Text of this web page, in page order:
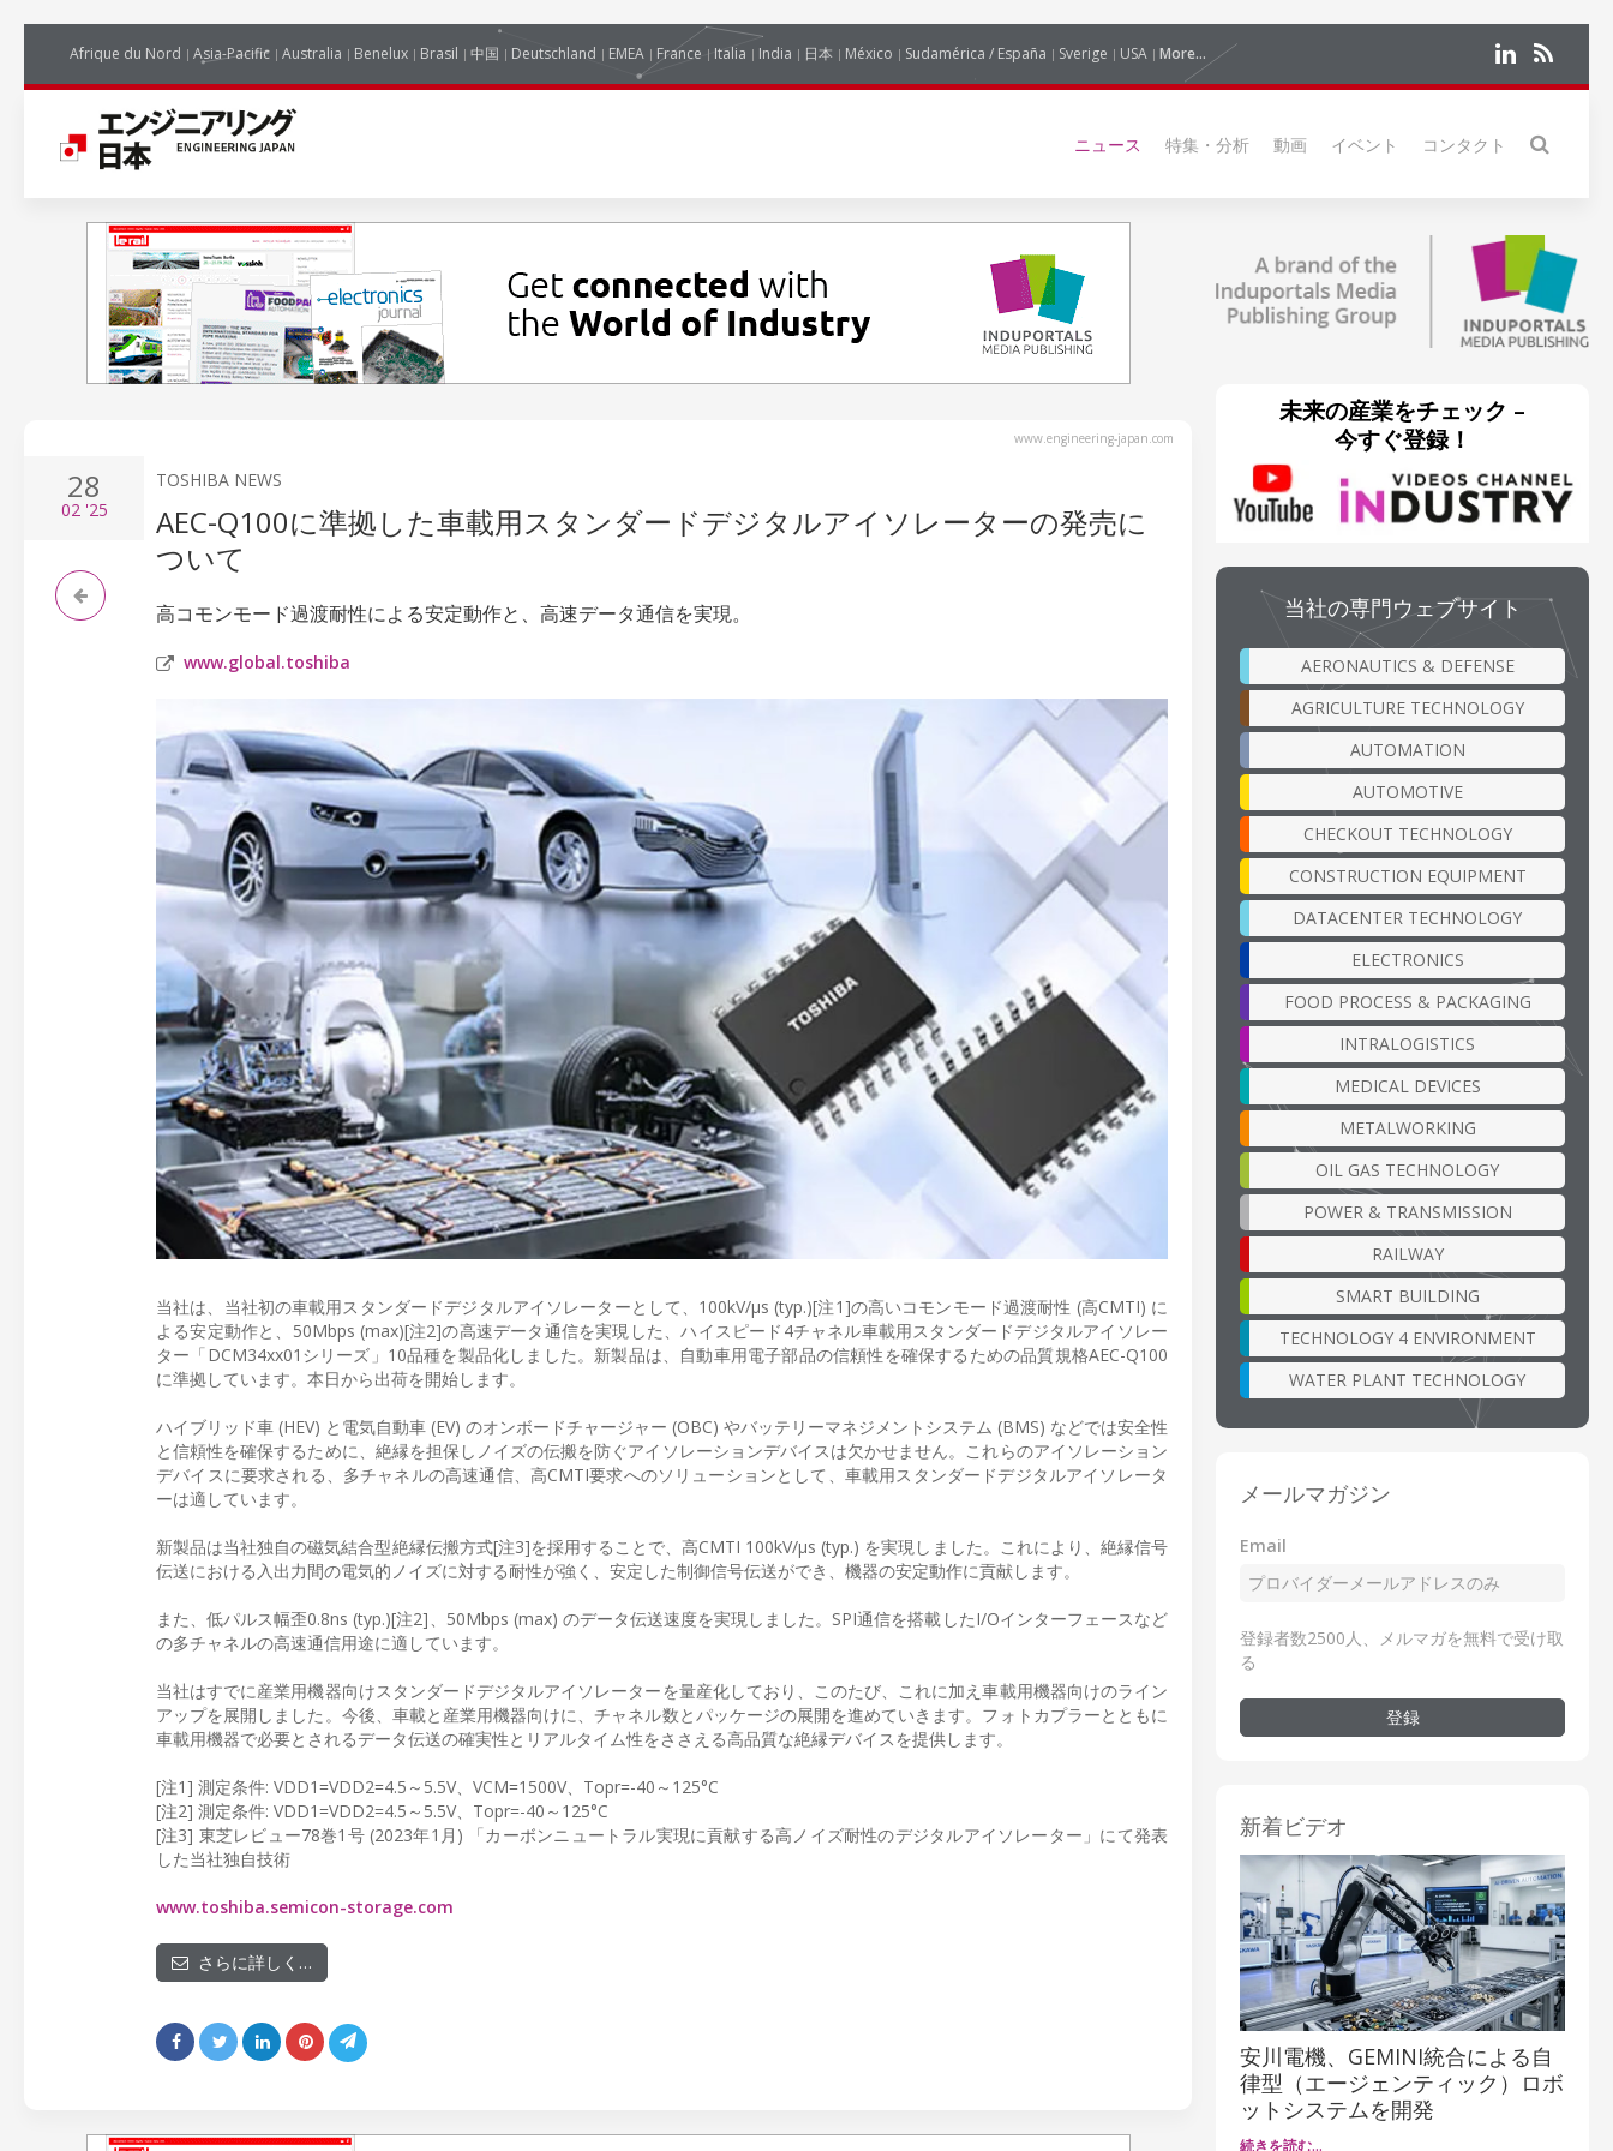
Afrique du Nord Asia-Pacific Australia Benelux Brasil 中国 Deutschland EMEA France Italia India 日本 México Sudamérica / España Sverige USA More...
ニュース 特集・分析 動画 イベント コンタクト
www.engineering-japan.com
28
02'25
TOSHIBA NEWS
AEC-Q100に準拠した車載用スタンダードデジタルアイソレーターの発売に
ついて
高コモンモード過渡耐性による安定動作と、高速データ通信を実現。
www.global.toshiba
当社は、当社初の車載用スタンダードデジタルアイソレーターとして、100kV/μs (typ.)[注1]の高いコモンモード過渡耐性 (高CMTI) に
よる安定動作と、50Mbps (max)[注2]の高速データ通信を実現した、ハイスピード4チャネル車載用スタンダードデジタルアイソレー
ター「DCM34xx01シリーズ」10品種を製品化しました。新製品は、自動車用電子部品の信頼性を確保するための品質規格AEC-Q100
に準拠しています。本日から出荷を開始します。
ハイブリッド車 (HEV) と電気自動車 (EV) のオンボードチャージャー (OBC) やバッテリーマネジメントシステム (BMS) などでは安全性
と信頼性を確保するために、絶縁を担保しノイズの伝搬を防ぐアイソレーションデバイスは欠かせません。これらのアイソレーション
デバイスに要求される、多チャネルの高速通信、高CMTI要求へのソリューションとして、車載用スタンダードデジタルアイソレータ
ーは適しています。
新製品は当社独自の磁気結合型絶縁伝搬方式[注3]を採用することで、高CMTI 100kV/μs (typ.) を実現しました。これにより、絶縁信号
伝送における入出力間の電気的ノイズに対する耐性が強く、安定した制御信号伝送ができ、機器の安定動作に貢献します。
また、低パルス幅歪0.8ns (typ.)[注2]、50Mbps (max) のデータ伝送速度を実現しました。SPI通信を搭載したI/Oインターフェースなど
の多チャネルの高速通信用途に適しています。
当社はすでに産業用機器向けスタンダードデジタルアイソレーターを量産化しており、このたび、これに加え車載用機器向けのライン
アップを展開しました。今後、車載と産業用機器向けに、チャネル数とパッケージの展開を進めていきます。フォトカプラーとともに
車載用機器で必要とされるデータ伝送の確実性とリアルタイム性をささえる高品質な絶縁デバイスを提供します。
[注1] 測定条件: VDD1=VDD2=4.5～5.5V、VCM=1500V、Topr=-40～125°C
[注2] 測定条件: VDD1=VDD2=4.5～5.5V、Topr=-40～125°C
[注3] 東芝レビュー78巻1号 (2023年1月) 「カーボンニュートラル実現に貢献する高ノイズ耐性のデジタルアイソレーター」にて発表
した当社独自技術
www.toshiba.semicon-storage.com
さらに詳しく…
未来の産業をチェック –
今すぐ登録！
当社の専門ウェブサイト
AERONAUTICS & DEFENSE
AGRICULTURE TECHNOLOGY
AUTOMATION
AUTOMOTIVE
CHECKOUT TECHNOLOGY
CONSTRUCTION EQUIPMENT
DATACENTER TECHNOLOGY
ELECTRONICS
FOOD PROCESS & PACKAGING
INTRALOGISTICS
MEDICAL DEVICES
METALWORKING
OIL GAS TECHNOLOGY
POWER & TRANSMISSION
RAILWAY
SMART BUILDING
TECHNOLOGY 4 ENVIRONMENT
WATER PLANT TECHNOLOGY
メールマガジン
Email
登録者数2500人、メルマガを無料で受け取
る
登録
新着ビデオ
安川電機、GEMINI統合による自
律型（エージェンティック）ロボ
ットシステムを開発
続きを読む…